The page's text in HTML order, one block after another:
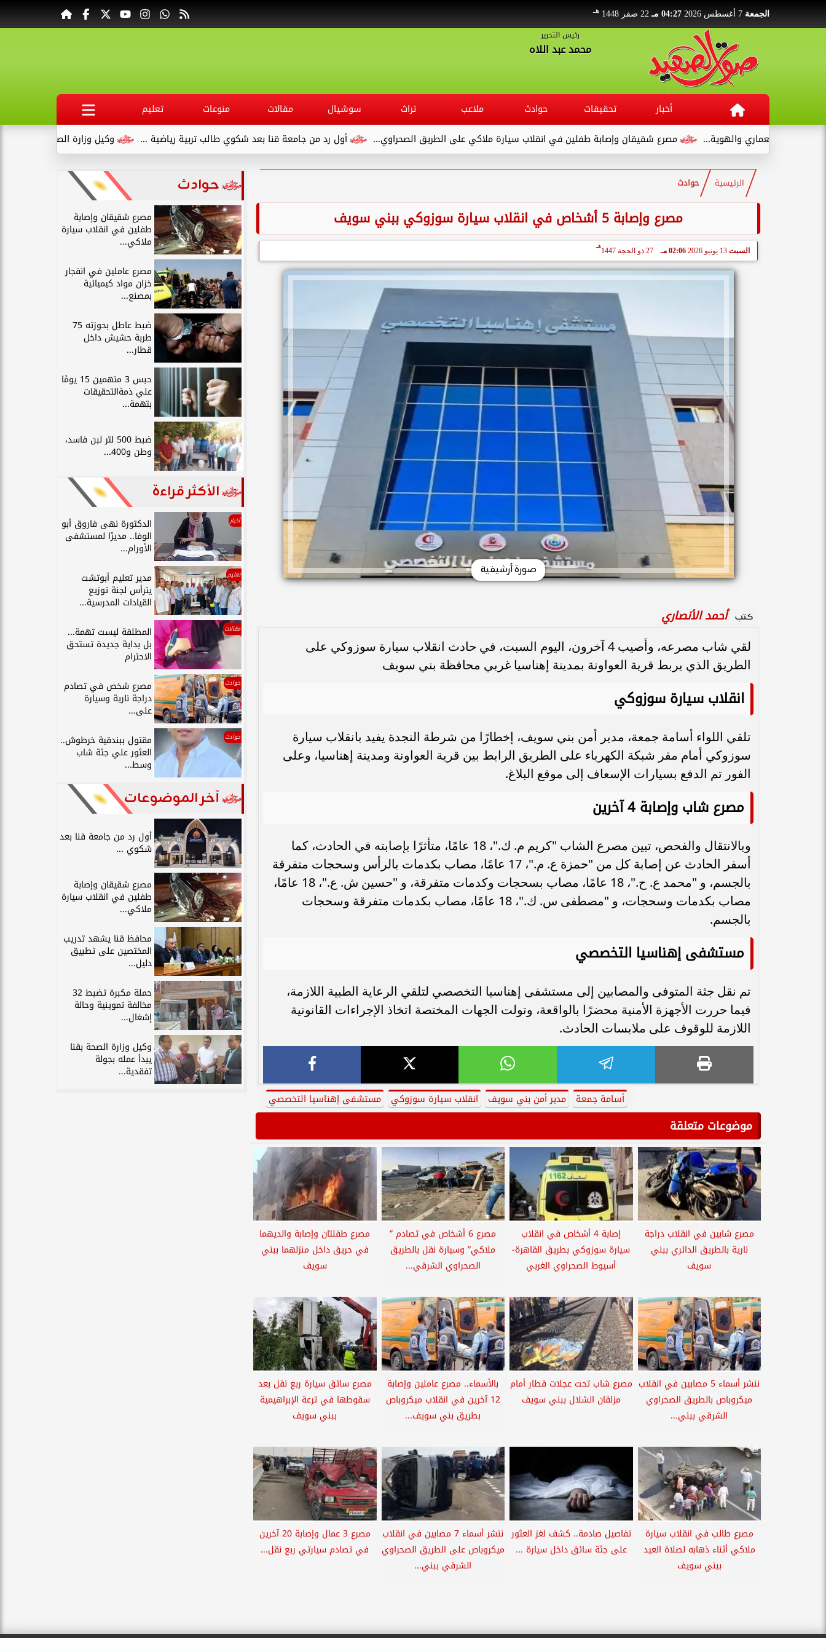
الجمعة 04:27 مـ 22 صفر 1448 هـ
رئيس التحرير
محمد عبد اللاه
أخبار تحقيقات حوادث ملاعب تراث سوشيال مقالات منوعات
تعليم
وكيل وزارة الصحة بقنا يبدأ عمله
أول رد من جامعة قنا بعد شكوي طالب تربية رياضية ... مصرع شقيقان وإصابة طفلين في انقلاب سيارة ملاكي على الطريق الصحراوي... والهوية...
الرئيسية حوادث
مصرع وإصابة 5 أشخاص في انقلاب سيارة سوزوكي ببني سويف
السبت 13 يونيو 2026 02:06 مـ 27 ذو الحجة 1447
هـ
صورة أرشيفية
كتب أحمد الأنصاري
لقي شاب مصرعه، وأصيب 4 آخرون، اليوم السبت، في حادث انقلاب سيارة سوزوكي على
الطريق الذي يربط قرية العواونة بمدينة إهناسيا غربي محافظة بني سويف
انقلاب سيارة سوزوكي
تلقي اللواء أسامة جمعة، مدير أمن بني سويف، إخطارًا من شرطة النجدة يفيد بانقلاب سيارة
سوزوكي أمام مقر شبكة الكهرباء على الطريق الرابط بين قرية العواونة ومدينة إهناسيا، وعلى
الفور تم الدفع بسيارات الإسعاف إلى موقع البلاغ.
مصرع شاب وإصابة 4 آخرين
وبالانتقال والفحص، تبين مصرع الشاب "كريم م. ك."، 18 عامًا، متأثرًا بإصابته في الحادث، كما
أسفر الحادث عن إصابة كل من "حمزة ع. م."، 17 عامًا، مصاب بكدمات بالرأس وسحجات متفرقة
بالجسم، و "محمد ع. ح."، 18 عامًا، مصاب بسحجات وكدمات متفرقة، و "حسين ش. ع."، 18 عامًا،
مصاب بكدمات وسحجات، و "مصطفى س. ك."، 18 عامًا، مصاب بكدمات متفرقة وسحجات
بالجسم.
مستشفى إهناسيا التخصصي
تم نقل جثة المتوفى والمصابين إلى مستشفى إهناسيا التخصصي لتلقي الرعاية الطبية اللازمة،
فيما حررت الأجهزة الأمنية محضرًا بالواقعة، وتولت الجهات المختصة اتخاذ الإجراءات القانونية
اللازمة للوقوف على ملابسات الحادث.
أسامة جمعة مدير أمن بني سويف انقلاب سيارة سوزوكي مستشفى إهناسيا التخصصي
موضوعات متعلقة
مصرع شابين في انقلاب دراجة
نارية بالطريق الدائري ببني
سويف
إصابة 4 أشخاص في انقلاب
سيارة سوزوكي بطريق القاهرة-
أسيوط الصحراوي الغربي
مصرع 6 أشخاص في تصادم ”
ملاكي” وسيارة نقل بالطريق
الصحراوي الشرقي...
مصرع طفلتان وإصابة والديهما
في حريق داخل منزلهما ببني
سويف
ننشر أسماء 5 مصابين في انقلاب
ميكروباص بالطريق الصحراوي
الشرقي ببني...
مصرع شاب تحت عجلات قطار أمام
مزلقان الشلال ببني سويف
بالأسماء.. مصرع عاملين وإصابة
12 آخرين في انقلاب ميكروباص
بطريق بني سويف...
مصرع سائق سيارة ربع نقل بعد
سقوطها في ترعة الإبراهيمية
ببني سويف
مصرع طالب في انقلاب سيارة
ملاكي أثناء ذهابه لصلاة العيد
ببني سويف
تفاصيل صادمة.. كشف لغز العثور
على جثة سائق داخل سيارة ...
ننشر أسماء 7 مصابين في انقلاب
ميكروباص على الطريق الصحراوي
الشرقي ببني...
مصرع 3 عمال وإصابة 20 آخرين
في تصادم سيارتي ربع نقل...
حوادث
مصرع شقيقان وإصابة
طفلين في انقلاب سيارة
ملاكي...
مصرع عاملين في انفجار
خزان مواد كيميائية
بمصنع...
ضبط عاطل بحوزته 75
طربة حشيش داخل
قطار...
حبس 3 متهمين 15 يومًا
علي ذمةالتحقيقات
بتهمة...
ضبط 500 لتر لبن فاسد،
وطن و400...
الأكثر قراءة
أخبار الدكتورة نهى فاروق أبو
الوفا.. مديرًا لمستشفى
الأورام...
تعليم مدير تعليم أبوتشت
يترأس لجنة توزيع
القيادات المدرسية...
مقالات المطلقة ليست تهمة...
بل بداية جديدة تستحق
الاحترام
حوادث مصرع شخص في تصادم
دراجة نارية وسيارة
على...
حوادث مقتول ببندقية خرطوش..
العثور علي جثة شاب
وسط...
آخر الموضوعات
أول رد من جامعة قنا بعد
شكوي ...
مصرع شقيقان وإصابة
طفلين في انقلاب سيارة
ملاكي...
محافظ قنا يشهد تدريب
المختصين على تطبيق
دليل...
حملة مكبرة تضبط 32
مخالفة تموينية وحالة
إشغال...
وكيل وزارة الصحة بقنا
يبدأ عمله بجولة
تفقدية...